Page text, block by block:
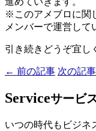
※このアメブロに関
メンバーで運営して
引き続きどうぞ宜し
← 前の記事 次の記
Serviceサービ
いつの時代もビジネ